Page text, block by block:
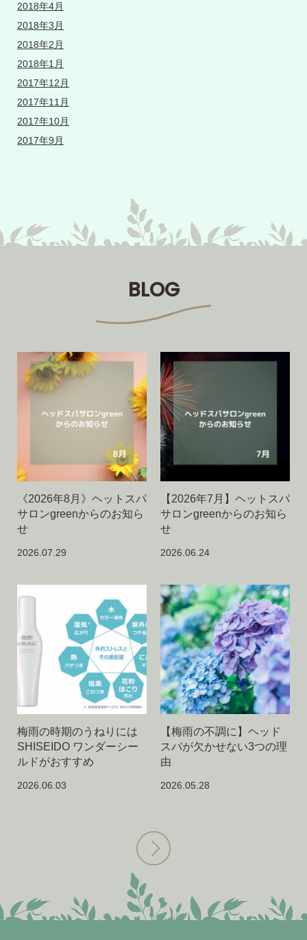
2018年4月
2018年3月
2018年2月
2018年1月
2017年12月
2017年11月
2017年10月
2017年9月
BLOG
《2026年8月》ヘットスパ
サロンgreenからのお知ら
せ
2026.07.29
【2026年7月】ヘットスパ
サロンgreenからのお知ら
せ
2026.06.24
梅雨の時期のうねりには
SHISEIDO ワンダーシー
ルドがおすすめ
2026.06.03
【梅雨の不調に】ヘッド
スパが欠かせない3つの理
由
2026.05.28